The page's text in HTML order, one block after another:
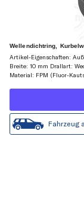
Wellendichtring,
Artikel-Eigenschaften:
Breite: 10 mm Drallart:
Material: FPM (Fluor-
Fahrzeug